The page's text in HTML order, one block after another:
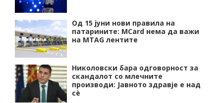
Од 15 јуни нови правила на
патарините: MCard нема да важи
на MTAG лентите
Николовски бара одговорност за
скандалот со млечните
производи: Јавното здравје е над
сѐ